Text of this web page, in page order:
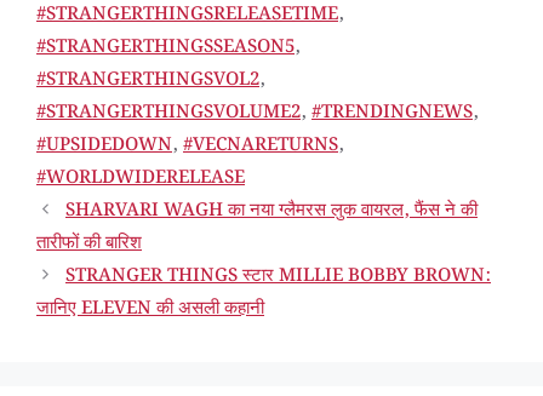
#STRANGERTHINGSRELEASETIME,
#STRANGERTHINGSSEASON5,
#STRANGERTHINGSVOL2,
#STRANGERTHINGSVOLUME2, #TRENDINGNEWS,
#UPSIDEDOWN, #VECNARETURNS,
#WORLDWIDERELEASE
SHARVARI WAGH का नया ग्लैमरस लुक वायरल, फैंस ने की
तारीफों की बारिश
STRANGER THINGS स्टार MILLIE BOBBY BROWN:
जानिए ELEVEN की असली कहानी